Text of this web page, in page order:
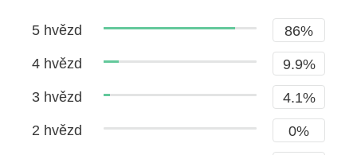
5 hvězd 86%
4 hvězd 9.9%
3 hvězd 4.1%
2 hvězd 0%